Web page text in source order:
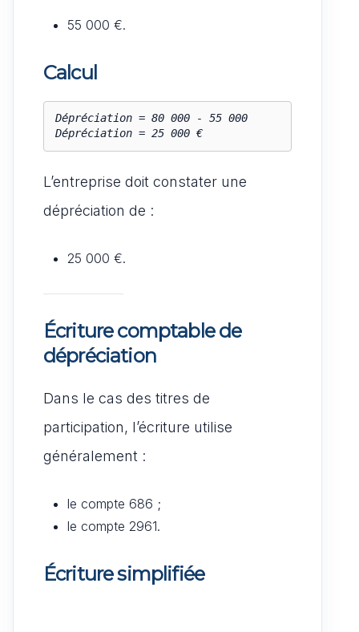
55 000 €.
Calcul
Dépréciation = 80 000 - 55 000
L’entreprise doit constater une
dépréciation de :
25 000 €.
Écriture comptable de
dépréciation
Dans le cas des titres de
participation, l’écriture utilise
généralement :
le compte 686 ;
le compte 2961.
Écriture simplifiée